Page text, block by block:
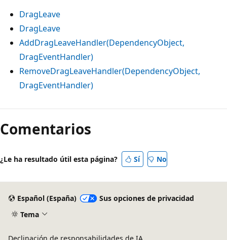
DragLeave
DragLeave
AddDragLeaveHandler(DependencyObject,
DragEventHandler)
RemoveDragLeaveHandler(DependencyObject,
DragEventHandler)
Modo
de
lectura
Comentarios
¿Le ha resultado útil esta página? Sí No
Español (España)
Sus opciones de privacidad
Tema